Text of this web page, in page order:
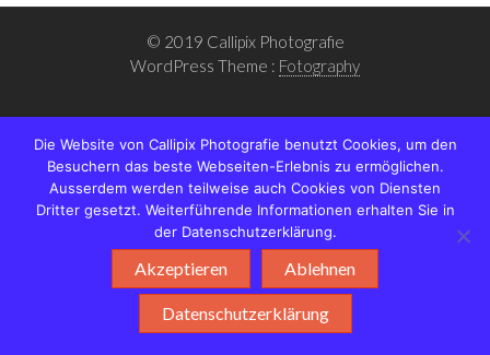
© 2019 Callipix Photografie
WordPress Theme : Fotography
Die Website von Callipix Photografie benutzt Cookies, um den
Besuchern das beste Webseiten-Erlebnis zu ermöglichen.
Ausserdem werden teilweise auch Cookies von Diensten
Dritter gesetzt. Weiterführende Informationen erhalten Sie in
der Datenschutzerklärung.
Akzeptieren Ablehnen
Datenschutzerklärung